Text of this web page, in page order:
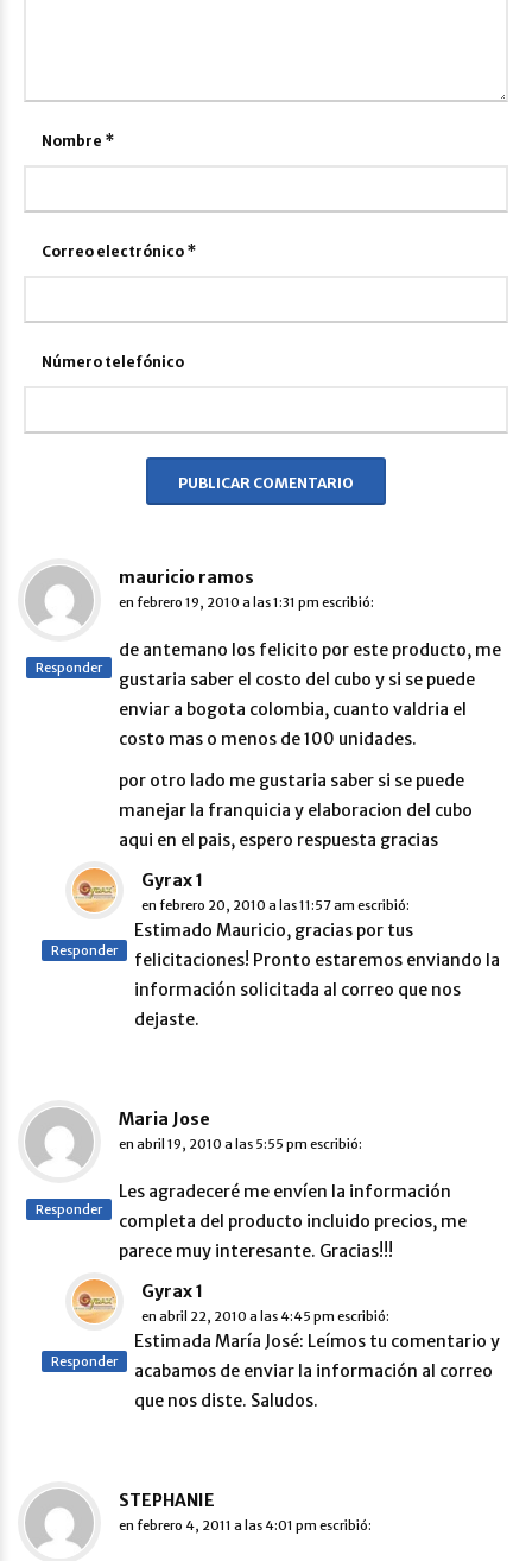
Nombre *
Correo electrónico *
Número telefónico
mauricio ramos
en febrero 19, 2010 a las 1:31 pm escribió:
de antemano los felicito por este producto, me
gustaria saber el costo del cubo y si se puede
enviar a bogota colombia, cuanto valdria el
costo mas o menos de 100 unidades.
por otro lado me gustaria saber si se puede
manejar la franquicia y elaboracion del cubo
aqui en el pais, espero respuesta gracias
Responder
Gyrax 1
en febrero 20, 2010 a las 11:57 am escribió:
Estimado Mauricio, gracias por tus
felicitaciones! Pronto estaremos enviando la
información solicitada al correo que nos
dejaste.
Responder
Maria Jose
en abril 19, 2010 a las 5:55 pm escribió:
Les agradeceré me envíen la información
completa del producto incluido precios, me
parece muy interesante. Gracias!!!
Responder
Gyrax 1
en abril 22, 2010 a las 4:45 pm escribió:
Estimada María José: Leímos tu comentario y
acabamos de enviar la información al correo
que nos diste. Saludos.
Responder
STEPHANIE
en febrero 4, 2011 a las 4:01 pm escribió: